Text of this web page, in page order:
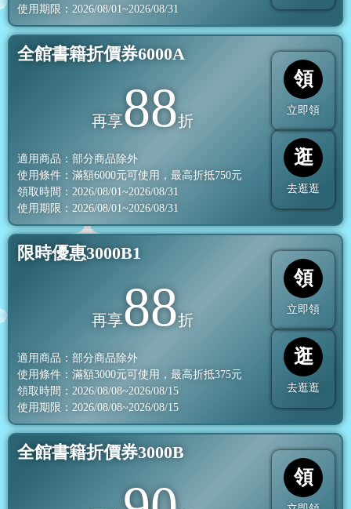
使用期限：2026/08/01~2026/08/31
全館書籍折價券6000A
再享88折
適用商品：部分商品除外
使用條件：滿額6000元可使用，最高折抵750元
領取時間：2026/08/01~2026/08/31
使用期限：2026/08/01~2026/08/31
領
立即領
逛
去逛逛
限時優惠3000B1
再享88折
適用商品：部分商品除外
使用條件：滿額3000元可使用，最高折抵375元
領取時間：2026/08/08~2026/08/15
使用期限：2026/08/08~2026/08/15
領
立即領
逛
去逛逛
全館書籍折價券3000B
領